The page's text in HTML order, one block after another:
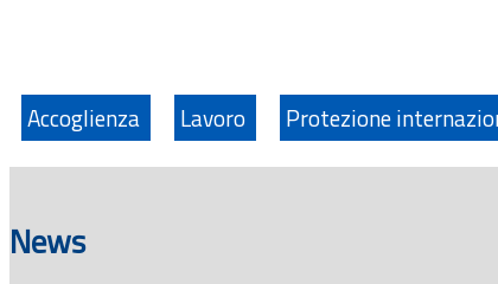
Accoglienza Lavoro Protezione
News